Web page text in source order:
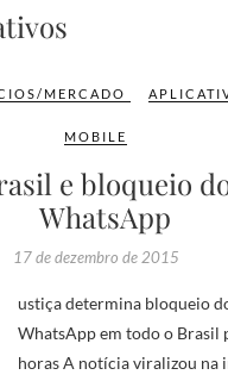
MERCADO
MOBILE
e bloqueio
WhatsApp
17 de dezembro de 2015
WhatsApp em todo o Brasil
horas A notícia viralizou na